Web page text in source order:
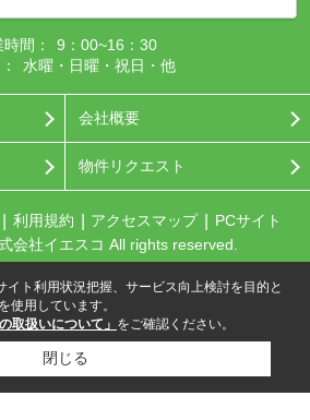
間：
9：00~16：30
水曜・日曜・祝日・他
会社概要
物件リクエスト
利用規約 アクセスマップ
PCサイト
会社イエスコ All rights reserved.
イト利用状況把握、サービス向上検討を目的と
使用しています。
取扱いについて」 をご確認ください。
閉じる